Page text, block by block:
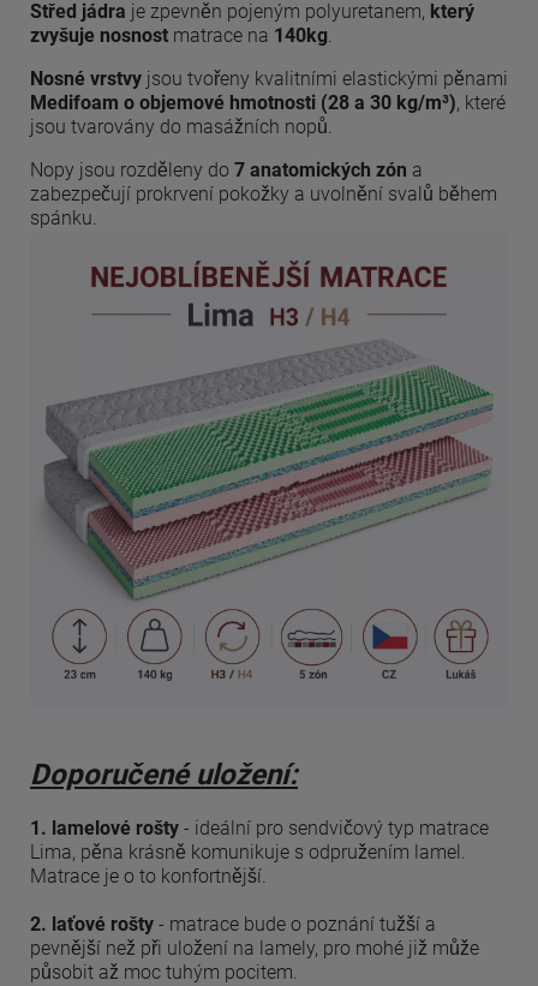
Střed jádra je zpevněn pojeným polyuretanem, který
zvyšuje nosnost matrace na 140kg
Nosné vrstvy jsou tvořeny kvalitními elastickými pěnami
Medifoam o objemové hmotnosti (28 a 30 kg/m³), které
jsou tvarovány do masážních nopů.
Nopy jsou rozděleny do 7 anatomických zón a
zabezpečují prokrvení pokožky a uvolnění svalů během
spánku.
Doporučené uložení:
1. lamelové rošty - ideální pro sendvičový typ matrace
Lima, pěna krásně komunikuje s odpružením lamel.
Matrace je o to konfortnější.
2. laťové rošty - matrace bude o poznání tužší a
pevnější než při uložení na lamely, pro mohé již může
působit až moc tuhým pocitem.